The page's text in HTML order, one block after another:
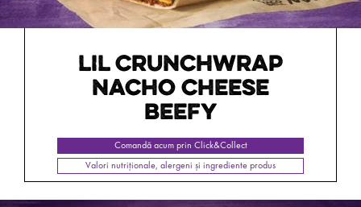
LIL CRUNCHWRAP
NACHO CHEESE
BEEFY
Comandă acum prin Click&Collect
Valori nutriționale, alergeni și ingrediente produs